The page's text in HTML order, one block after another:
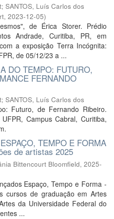
; SANTOS, Luís Carlos dos
, 2023-12-05)
de Érica Storer. Prédio
Andrade, Curitiba, PR, em
a exposição Terra Incógnita:
de 05/12/23 a ...
DO TEMPO: FUTURO,
FERNANDO
; SANTOS, Luís Carlos dos
Futuro, de Fernando Ribeiro.
Campus Cabral, Curitiba,
TEMPO E FORMA
de artistas 2025
Bittencourt Bloomfield, 2025-
Espaço, Tempo e Forma -
cursos de graduação em Artes
da Universidade Federal do
...